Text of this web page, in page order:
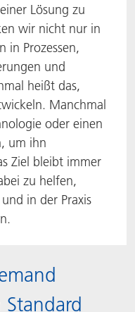
Lösung zu
wir nicht nur in
in Prozessen,
und
heißt das,
Manchmal
oder einen
um ihn
Ziel bleibt immer
zu helfen,
in der Praxis